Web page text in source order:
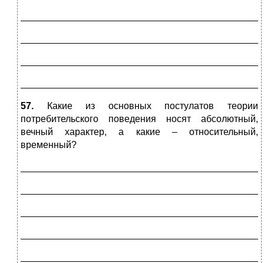
57.
Какие из основных постулатов теории
потребительского поведения носят абсолютный,
вечный характер, а какие – относительный,
временный?